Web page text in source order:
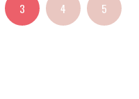
3 4 5